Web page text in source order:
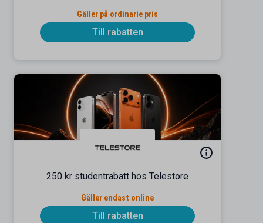
Gäller på ordinarie pris
Till rabatten
250 kr studentrabatt hos Telestore
Gäller endast online
Till rabatten